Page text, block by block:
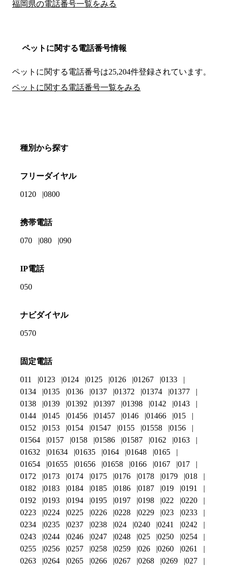
福岡県の電話番号一覧をみる
ペットに関する電話番号情報
ペットに関する電話番号は25,204件登録されています。
ペットに関する電話番号一覧をみる
種別から探す
フリーダイヤル
0120 0800
携帯電話
070 080 090
IP電話
050
ナビダイヤル
0570
固定電話
011 0123 0124 0125 0126 01267
0133
0134
0135 0136 0137 01372 01374
01377
0138
0139 01392 01397 01398 0142
0143
0144
0145 01456 01457 0146 01466
015
0152
0153 0154 01547 0155 01558
0156
01564
0157 0158 01586 01587 0162
0163
01632
01634 01635 0164 01648
0165
01654
01655 01656 01658 0166 0167
017
0172
0173 0174 0175 0176 0178 0179
018
0182
0183 0184 0185 0186 0187 019
0191
0192
0193 0194 0195 0197 0198 022
0220
0223
0224 0225 0226 0228 0229 023
0233
0234
0235 0237 0238 024 0240 0241
0242
0243
0244 0246 0247 0248 025 0250
0254
0255
0256 0257 0258 0259 026 0260
0261
0263
0264 0265 0266 0267 0268 0269
027